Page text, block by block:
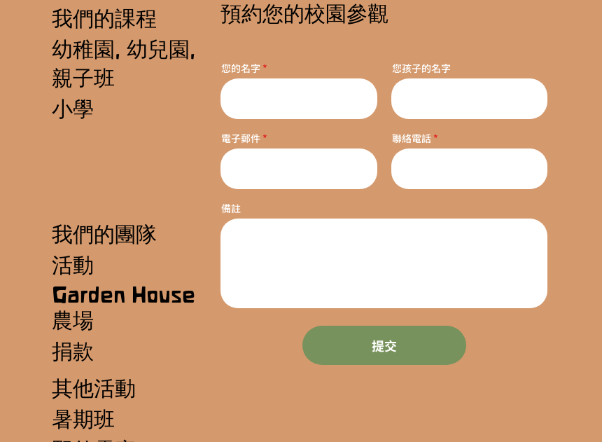
預約您的校園參觀
您的名字 您孩子的名字
電子郵件 聯絡電話
備註
提交
我們的課程
幼稚園, 幼兒園,
親子班
小學
我們的團隊
活動
Garden House
農場
捐款
其他活動
暑期班